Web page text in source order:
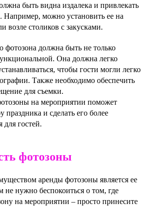
быть видна издалека и привлекать
Например, можно установить ее на
возле столиков с закусками.
фотозона должна быть не только
Она должна легко
чтобы гости могли легко
Также необходимо обеспечить
для съемки.
на мероприятии поможет
праздника и сделать его более
гостей.
фотозоны
аренды фотозоны является ее
не нужно беспокоиться о том, где
на мероприятии – просто принесите